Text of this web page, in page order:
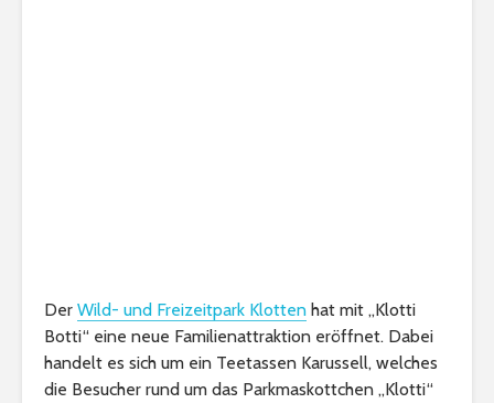
Der Wild- und Freizeitpark Klotten hat mit „Klotti
Botti“ eine neue Familienattraktion eröffnet. Dabei
handelt es sich um ein Teetassen Karussell, welches
die Besucher rund um das Parkmaskottchen „Klotti“